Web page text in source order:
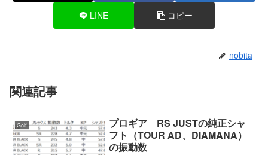
LINE コピー
nobita
関連記事
Golf
プロギア RS JUSTの純正シャ
フト（TOUR AD、DIAMANA）
の振動数